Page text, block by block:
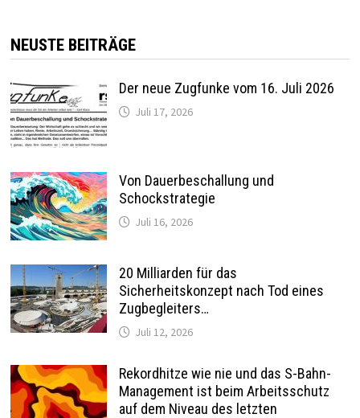
NEUSTE BEITRÄGE
Der neue Zugfunke vom 16. Juli 2026
Juli 17, 2026
Von Dauerbeschallung und
Schockstrategie
Juli 16, 2026
20 Milliarden für das
Sicherheitskonzept nach Tod eines
Zugbegleiters…
Juli 12, 2026
Rekordhitze wie nie und das S-Bahn-
Management ist beim Arbeitsschutz
auf dem Niveau des letzten